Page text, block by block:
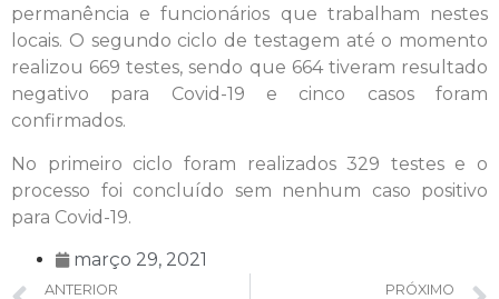
permanência e funcionários que trabalham nestes
locais. O segundo ciclo de testagem até o momento
realizou 669 testes, sendo que 664 tiveram resultado
negativo para Covid-19 e cinco casos foram
confirmados.
No primeiro ciclo foram realizados 329 testes e o
processo foi concluído sem nenhum caso positivo
para Covid-19.
março 29, 2021
ANTERIOR PRÓXIMO